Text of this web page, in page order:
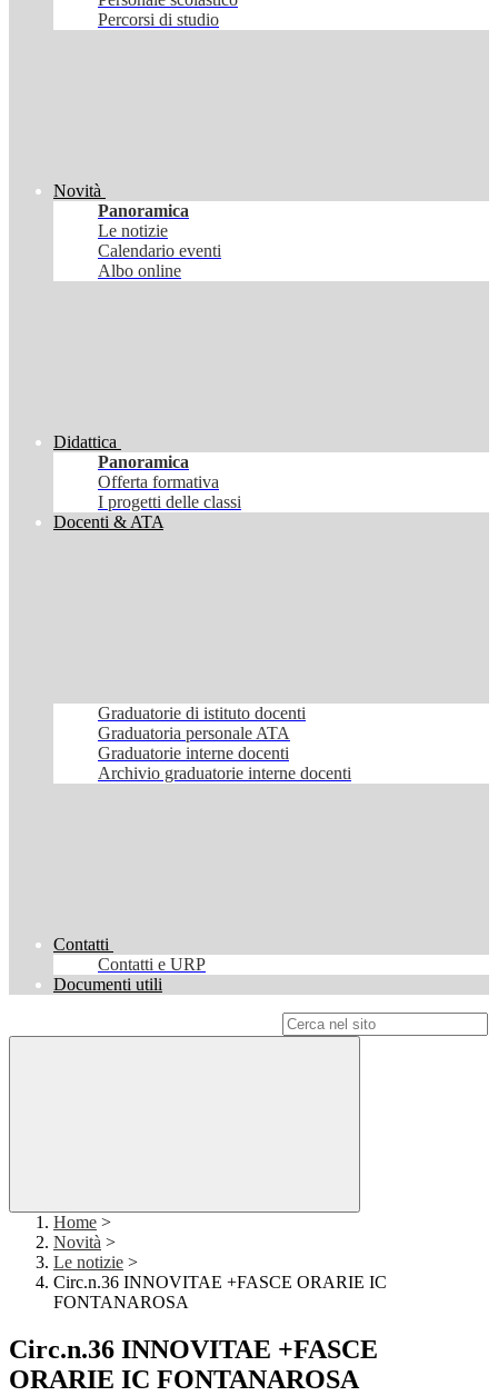
Percorsi di studio
Novità
Panoramica
Le notizie
Calendario eventi
Albo online
Didattica
Panoramica
Offerta formativa
I progetti delle classi
Docenti & ATA
Graduatorie di istituto docenti
Graduatoria personale ATA
Graduatorie interne docenti
Archivio graduatorie interne docenti
Contatti
Contatti e URP
Documenti utili
Home >
Novità >
Le notizie >
Circ.n.36 INNOVITAE +FASCE ORARIE IC
FONTANAROSA
Circ.n.36 INNOVITAE +FASCE
ORARIE IC FONTANAROSA